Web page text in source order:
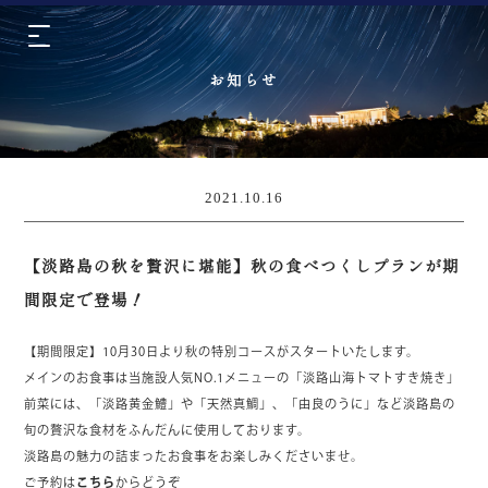
お知らせ
2021.10.16
【淡路島の秋を贅沢に堪能】秋の食べつくしプランが期
間限定で登場！
【期間限定】10月30日より秋の特別コースがスタートいたします。
メインのお食事は当施設人気NO.1メニューの「淡路山海トマトすき焼き」
前菜には、「淡路黄金鱧」や「天然真鯛」、「由良のうに」など淡路島の
旬の贅沢な食材をふんだんに使用しております。
淡路島の魅力の詰まったお食事をお楽しみくださいませ。
ご予約はこちら からどうぞ